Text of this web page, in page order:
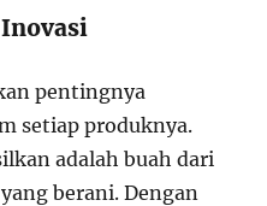
pentingnya
setiap produknya.
adalah buah dari
berani. Dengan